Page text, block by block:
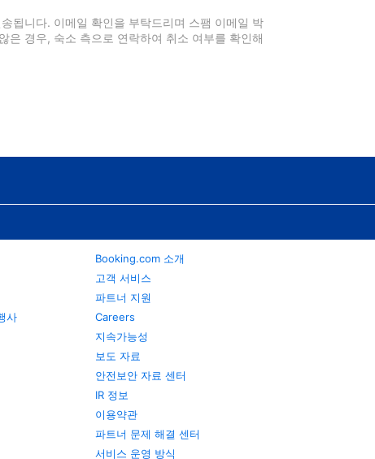
됩니다. 이메일 확인을 부탁드리며 스팸 이메일 박
은 경우, 숙소 측으로 연락하여 취소 여부를 확인해
사
Booking.com 소개
고객 서비스
파트너 지원
Careers
지속가능성
보도 자료
안전보안 자료 센터
IR 정보
이용약관
파트너 문제 해결 센터
서비스 운영 방식